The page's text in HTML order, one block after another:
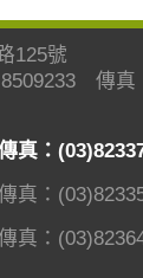
125號
8509233 傳真
真：
真：
真：